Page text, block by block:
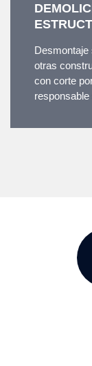
Desmontaje
otras
con corte